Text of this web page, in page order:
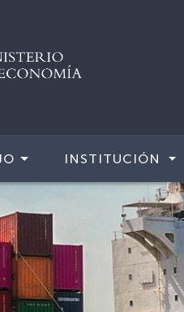
INSTITUCIÓN